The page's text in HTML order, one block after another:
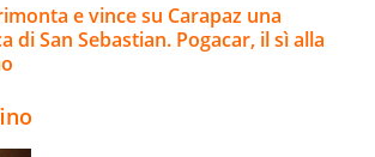
e vince su Carapaz una
di San Sebastian. Pogacar, il sì alla